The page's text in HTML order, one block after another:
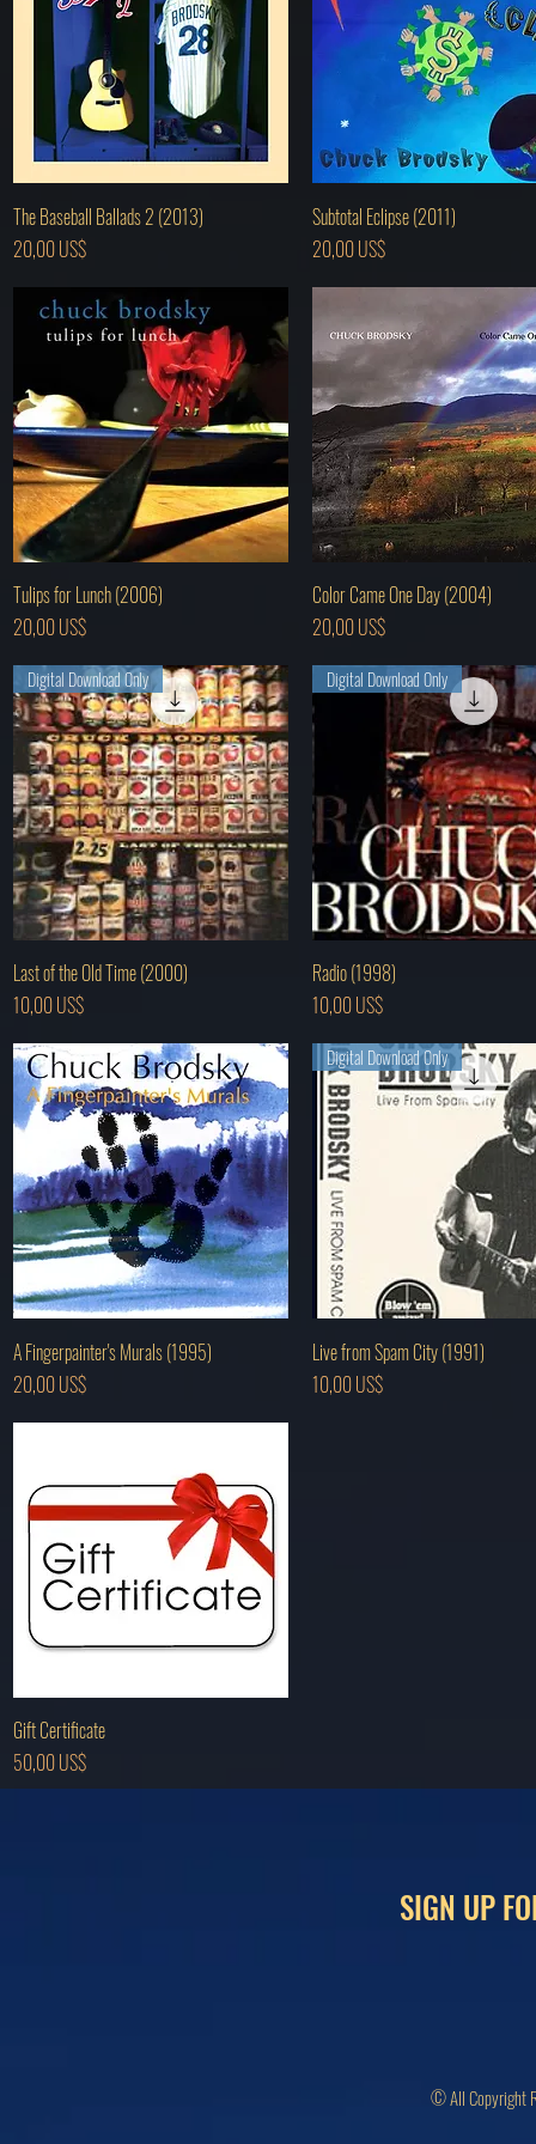
Vista rápida
The Baseball Ballads 2 (2013)
Precio
20,00 US$
Vista rápida
Subtotal Eclipse (2011)
Precio
20,00 US$
Vista rápida
Tulips for Lunch (2006)
Precio
20,00 US$
Vista rápida
Color Came One Day (2004)
Precio
20,00 US$
Vista rápida
Digital Download Only
Last of the Old Time (2000)
Precio
10,00 US$
Digital Download Only
Radio (1998)
Precio
10,00 US$
Vista rápida
A Fingerpainter's Murals (1995)
Precio
20,00 US$
Vista rápida
Digital Download Only
Live from Spam City (1991)
Precio
10,00 US$
Gift Certificate
Precio
50,00 US$
SIGN UP
© All Copyright